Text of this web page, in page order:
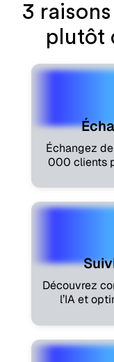
3
plutôt
Échangez
000 clients
Découvrez
l’IA et